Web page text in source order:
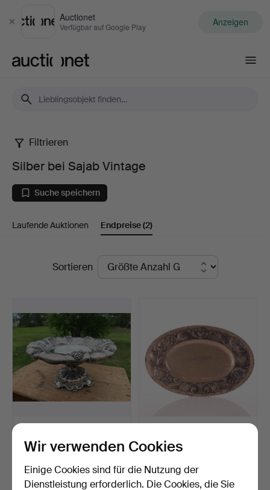
Schließen
Auctionet
Verfügbar auf Google Play Anzeigen
Silber
bei
Sajab
Vintage
Filtrieren
Silber bei Sajab Vintage
Suche speichern
Laufende Auktionen Endpreise(2)
EndpreiseSortieren
Gewicht 1005 g, J…
Beendet 20. Aug 2023
54 Gebote
1.314 USD
REX, Präsentierteller, S…
Beendet 17. Mai 2026
19 Gebote
1.419 USD
Wir verwenden Cookies
Einige Cookies sind für die Nutzung der
Dienstleistung erforderlich. Die Cookies, die Sie